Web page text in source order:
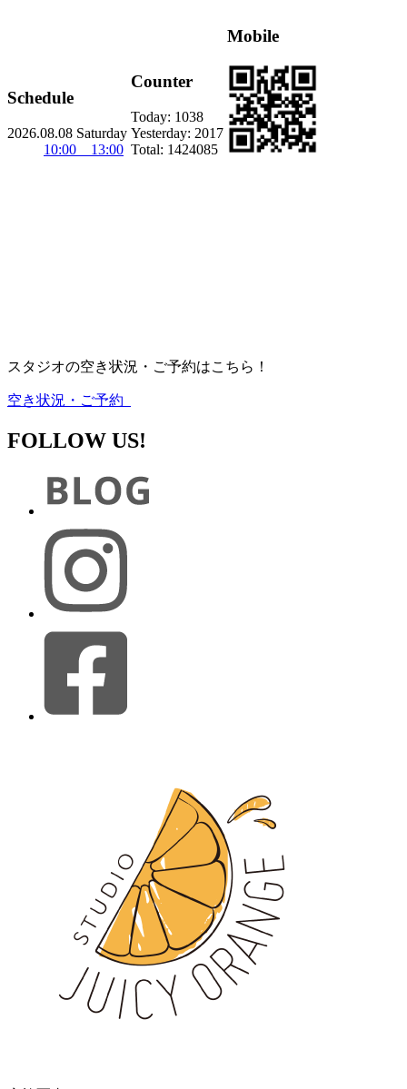
Schedule
2026.08.08 Saturday
10:00 13:00
Counter
Today: 1038
Yesterday: 2017
Total: 1424085
Mobile
スタジオの空き状況・ご予約はこちら！
空き状況・ご予約
FOLLOW US!